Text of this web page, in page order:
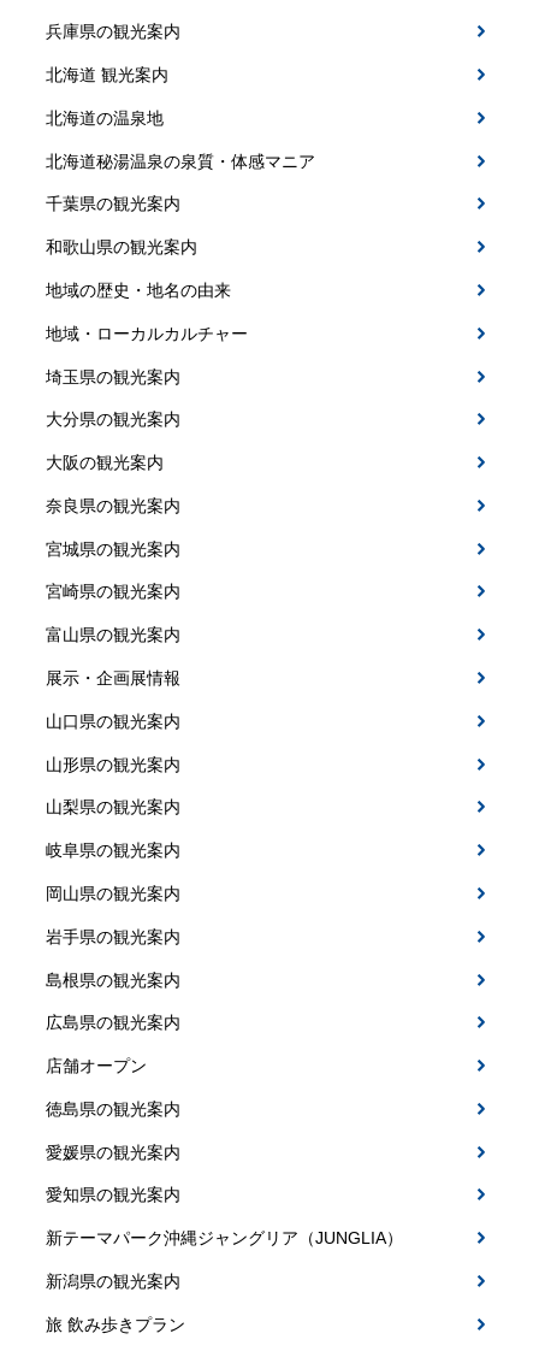
兵庫県の観光案内
北海道 観光案内
北海道の温泉地
北海道秘湯温泉の泉質・体感マニア
千葉県の観光案内
和歌山県の観光案内
地域の歴史・地名の由来
地域・ローカルカルチャー
埼玉県の観光案内
大分県の観光案内
大阪の観光案内
奈良県の観光案内
宮城県の観光案内
宮崎県の観光案内
富山県の観光案内
展示・企画展情報
山口県の観光案内
山形県の観光案内
山梨県の観光案内
岐阜県の観光案内
岡山県の観光案内
岩手県の観光案内
島根県の観光案内
広島県の観光案内
店舗オープン
徳島県の観光案内
愛媛県の観光案内
愛知県の観光案内
新テーマパーク沖縄ジャングリア（JUNGLIA）
新潟県の観光案内
旅 飲み歩きプラン